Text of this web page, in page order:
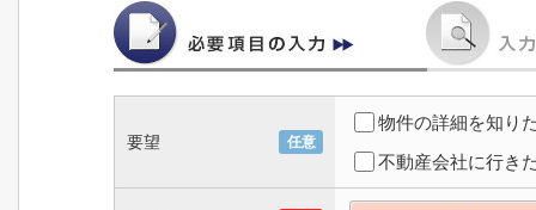
要望 任意
物件の詳細を知り
不動産会社に行き